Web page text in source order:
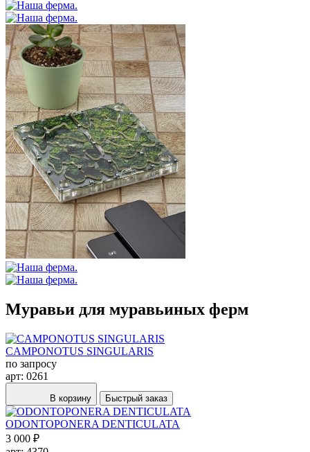
Муравьи для муравьиных ферм
CAMPONOTUS SINGULARIS
по запросу
арт: 0261
В корзину Быстрый заказ
ODONTOPONERA DENTICULATA
3 000 ₽